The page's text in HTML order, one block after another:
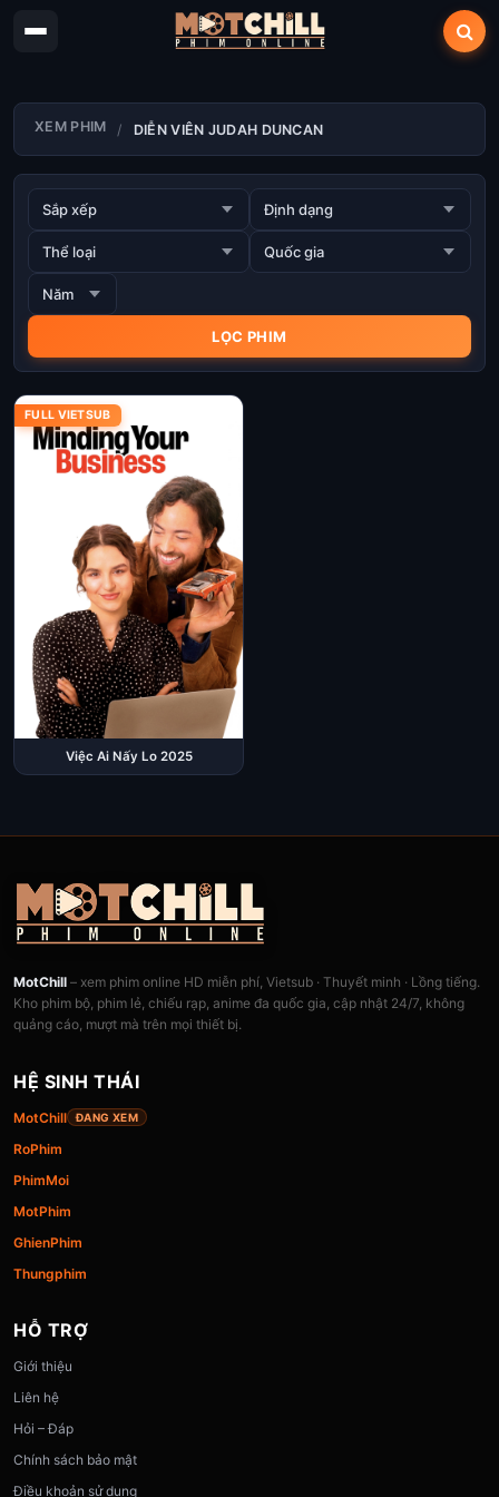
XEM PHIM DIỄN VIÊN JUDAH DUNCAN
FULL VIETSUB
Việc Ai Nấy Lo 2025
MotChill – xem phim online HD miễn phí, Vietsub · Thuyết minh · Lồng tiếng.
Kho phim bộ, phim lẻ, chiếu rạp, anime đa quốc gia, cập nhật 24/7, không
quảng cáo, mượt mà trên mọi thiết bị.
HỆ SINH THÁI
MotChill ĐANG XEM
RoPhim
PhimMoi
MotPhim
GhienPhim
Thungphim
HỖ TRỢ
Giới thiệu
Liên hệ
Hỏi – Đáp
Chính sách bảo mật
Điều khoản sử dụng